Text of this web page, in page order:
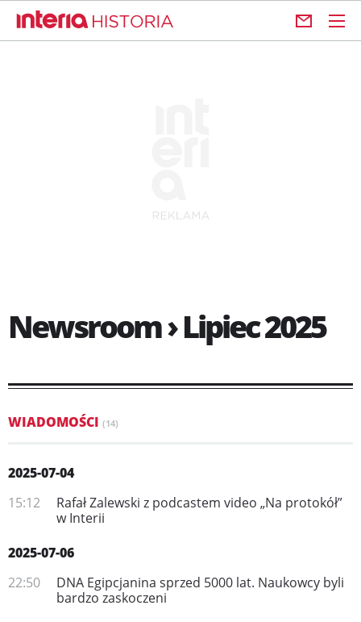
Newsroom › Lipiec 2025
WIADOMOŚCI (14)
2025-07-04
15:12
Rafał Zalewski z podcastem video „Na protokół”
w Interii
2025-07-06
22:50
DNA Egipcjanina sprzed 5000 lat. Naukowcy byli
bardzo zaskoczeni